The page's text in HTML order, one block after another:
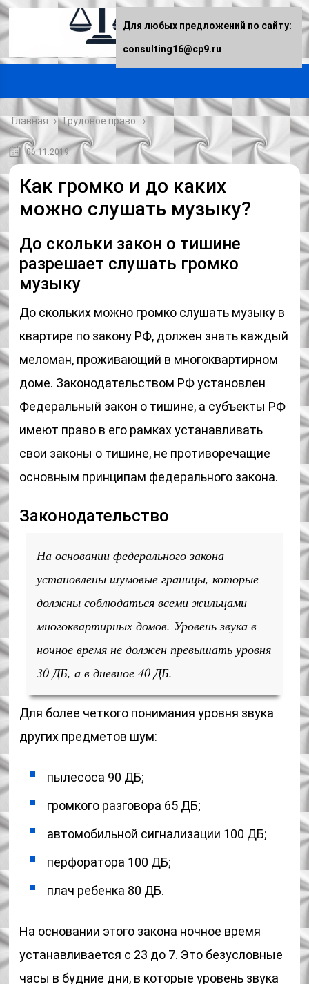
Главная › Трудовое право
06.11.2019
Как громко и до каких
можно слушать музыку?
До скольки закон о тишине
разрешает слушать громко
музыку
До скольких можно громко слушать музыку в
квартире по закону РФ, должен знать каждый
меломан, проживающий в многоквартирном
доме. Законодательством РФ установлен
Федеральный закон о тишине, а субъекты РФ
имеют право в его рамках устанавливать
свои законы о тишине, не противоречащие
основным принципам федерального закона.
Законодательство
На основании федерального закона
установлены шумовые границы, которые
должны соблюдаться всеми жильцами
многоквартирных домов. Уровень звука в
ночное время не должен превышать уровня
30 ДБ, а в дневное 40 ДБ.
Для более четкого понимания уровня звука
других предметов шум:
пылесоса 90 ДБ;
громкого разговора 65 ДБ;
автомобильной сигнализации 100 ДБ;
перфоратора 100 ДБ;
плач ребенка 80 ДБ.
На основании этого закона ночное время
устанавливается с 23 до 7. Это безусловные
часы в будние дни, в которые уровень звука
Для любых предложений по сайту:
consulting16@cp9.ru